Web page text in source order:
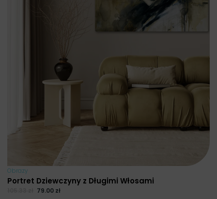
Obrazy
Portret Dziewczyny z Długimi Włosami
79.00 zł